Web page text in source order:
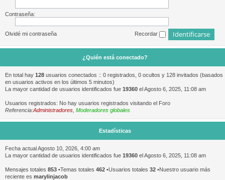
Contraseña:
Olvidé mi contraseña Recordar
¿Quién está conectado?
En total hay 128 usuarios conectados :: 0 registrados, 0 ocultos y 128 invitados (basados
en usuarios activos en los últimos 5 minutos)
La mayor cantidad de usuarios identificados fue 19360 el Agosto 6, 2025, 11:08 am
Usuarios registrados: No hay usuarios registrados visitando el Foro
Referencia:Administradores Moderadores globales
Estadísticas
Fecha actual Agosto 10, 2026, 4:00 am
La mayor cantidad de usuarios identificados fue 19360 el Agosto 6, 2025, 11:08 am
Mensajes totales 853 •Temas totales 462 •Usuarios totales 32 •Nuestro usuario más
reciente es marylinjacob